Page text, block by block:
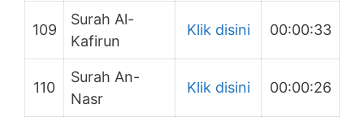
109
Surah Al-
Kafirun
Klik disini 00:00:33
110
Surah An-
Nasr
Klik disini 00:00:26